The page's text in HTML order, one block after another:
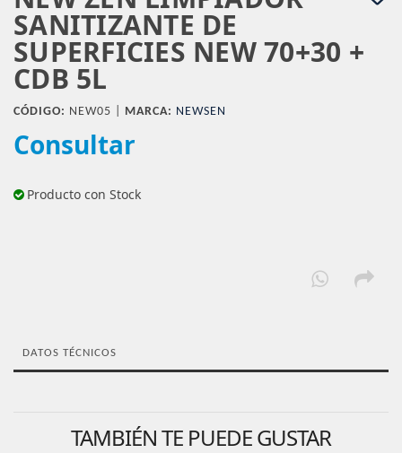
SANITIZANTE DE
SUPERFICIES NEW 70+30 +
CDB 5L
CÓDIGO: NEW05 | MARCA: NEWSEN
Consultar
Producto con Stock
DATOS TÉCNICOS
TAMBIÉN TE PUEDE GUSTAR